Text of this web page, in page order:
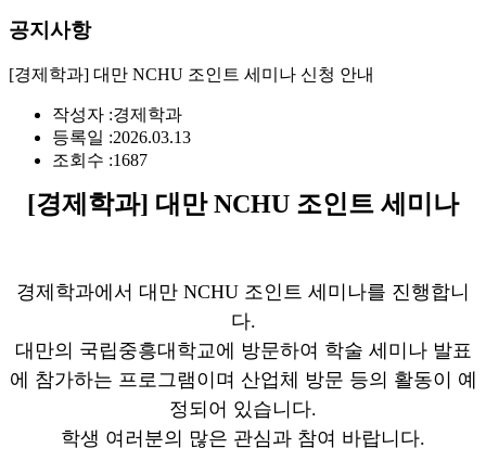
공지사항
[경제학과] 대만 NCHU 조인트 세미나 신청 안내
작성자 :경제학과
등록일 :2026.03.13
조회수 :1687
[경제학과] 대만 NCHU 조인트 세미나
경제학과에서 대만 NCHU 조인트 세미나를 진행합니
다.
대만의 국립중흥대학교에 방문하여 학술 세미나 발표
에 참가하는 프로그램이며 산업체 방문 등의 활동이 예
정되어 있습니다.
학생 여러분의 많은 관심과 참여 바랍니다.